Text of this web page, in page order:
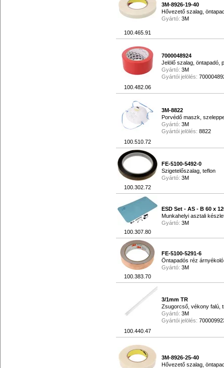
100.465.91
3M-8926-19-40
Hővezető szalag,
Gyártó: 3M
100.482.06
7000048924
Jelölő szalag, öntapadó,
Gyártó: 3M
Gyártói jelölés:
100.510.72
3M-8822
Porvédő maszk,
Gyártó: 3M
Gyártói jelölés: 8822
100.302.72
FE-5100-5492-0
Szigetelőszalag, teflon
Gyártó: 3M
100.307.80
ESD Set - AS - B 60 x
Munkahelyi asztali
Gyártó: 3M
100.383.70
FE-5100-5291-6
Öntapadós réz
Gyártó: 3M
100.440.47
3/1mm TR
Zsugorcső, vékony falú,
Gyártó: 3M
Gyártói jelölés:
3M-8926-25-40
Hővezető szalag,